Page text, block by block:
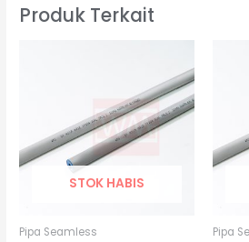
Produk Terkait
STOK HABIS
Pipa Seamless Pipa